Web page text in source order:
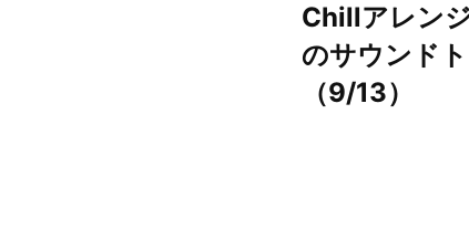
Chillアレン
のサウンド
（9/13）